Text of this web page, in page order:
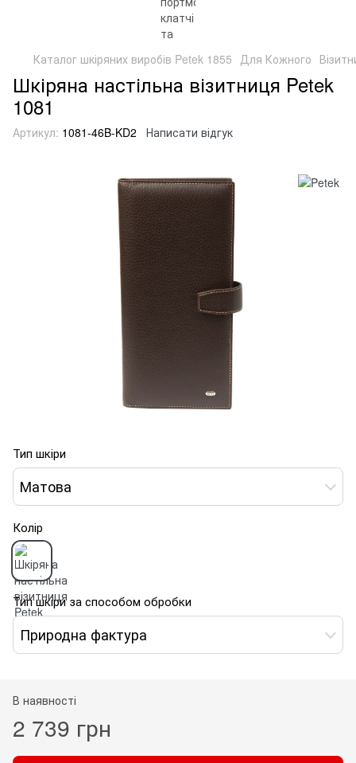
Каталог шкіряних виробів Petek 1855 Для Кожного
Шкіряна настільна візитниця Petek
1081
Артикул: 1081-46B-KD2 Написати відгук
Тип шкіри
Матова
Колір
Тип шкіри за способом обробки
Природна фактура
В наявності
2 739 грн